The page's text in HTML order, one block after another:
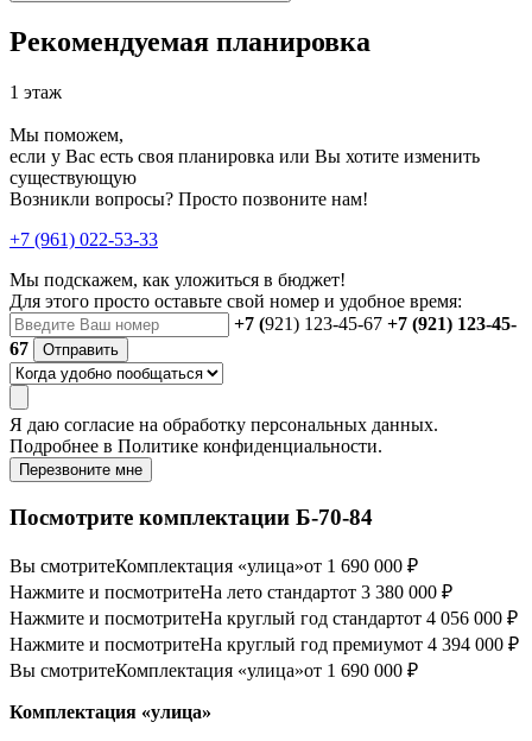
Рекомендуемая планировка
1 этаж
Мы поможем,
если у Вас есть своя планировка или Вы хотите изменить
существующую
Возникли вопросы? Просто позвоните нам!
+7 (961) 022-53-33
Мы подскажем, как уложиться в бюджет!
Для этого просто оставьте свой номер и удобное время:
+7 (921) 123-45-67 +7 (921) 123-45-
67
Отправить
Я даю согласие на обработку персональных данных.
Подробнее в Политике конфиденциальности.
Перезвоните мне
Посмотрите комплектации Б-70-84
Вы смотритеКомплектация «улица»от 1 690 000 ₽
Нажмите и посмотритеНа лето стандартот 3 380 000 ₽
Нажмите и посмотритеНа круглый год стандартот 4 056 000 ₽
Нажмите и посмотритеНа круглый год премиумот 4 394 000 ₽
Вы смотритеКомплектация «улица»от 1 690 000 ₽
Комплектация «улица»